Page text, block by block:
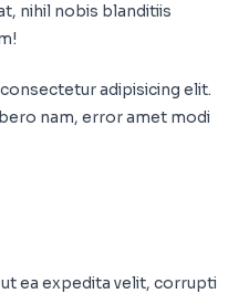
nihil nobis blanditiis
adipisicing elit.
nam, error amet modi
ea expedita velit, corrupti